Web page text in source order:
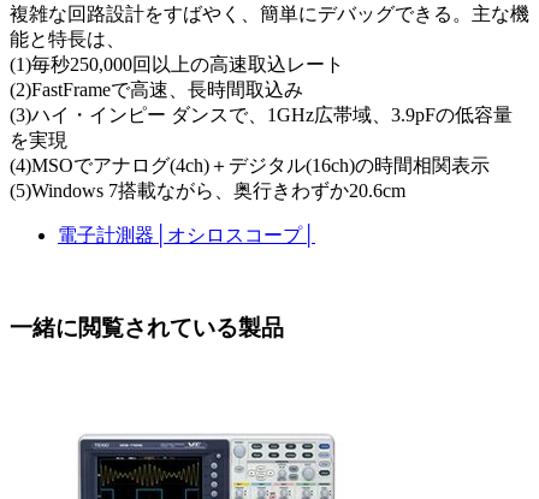
複雑な回路設計をすばやく、簡単にデバッグできる。主な機
能と特長は、
(1)毎秒250,000回以上の高速取込レート
(2)FastFrameで高速、長時間取込み
(3)ハイ・インピー ダンスで、1GHz広帯域、3.9pFの低容量
を実現
(4)MSOでアナログ(4ch)＋デジタル(16ch)の時間相関表示
(5)Windows 7搭載ながら、奥行きわずか20.6cm
電子計測器 オシロスコープ│
一緒に閲覧されている製品